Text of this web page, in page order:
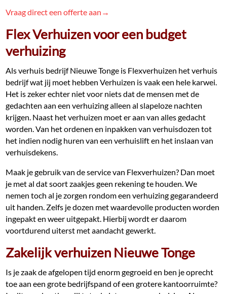
Vraag direct een offerte aan→
Flex Verhuizen voor een budget
verhuizing
Als verhuis bedrijf Nieuwe Tonge is Flexverhuizen het verhuis
bedrijf wat jij moet hebben Verhuizen is vaak een hele karwei.
Het is zeker echter niet voor niets dat de mensen met de
gedachten aan een verhuizing alleen al slapeloze nachten
krijgen. Naast het verhuizen moet er aan van alles gedacht
worden. Van het ordenen en inpakken van verhuisdozen tot
het indien nodig huren van een verhuislift en het inslaan van
verhuisdekens.
Maak je gebruik van de service van Flexverhuizen? Dan moet
je met al dat soort zaakjes geen rekening te houden. We
nemen toch al je zorgen rondom een verhuizing gegarandeerd
uit handen. Zelfs je dozen met waardevolle producten worden
ingepakt en weer uitgepakt. Hierbij wordt er daarom
voortdurend uiterst met aandacht gewerkt.
Zakelijk verhuizen Nieuwe Tonge
Is je zaak de afgelopen tijd enorm gegroeid en ben je oprecht
toe aan een grote bedrijfspand of een grotere kantoorruimte?